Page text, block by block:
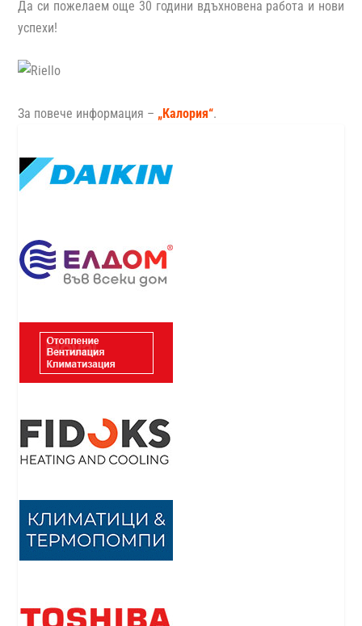
Да си пожелаем още 30 години вдъхновена работа и нови
успехи!
За повече информация – „Калория“.